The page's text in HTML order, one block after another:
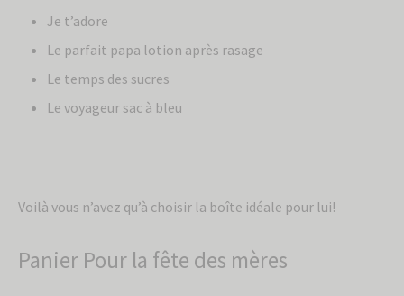
Je t’adore
Le parfait papa lotion après rasage
Le temps des sucres
Le voyageur sac à bleu
Voilà vous n’avez qu’à choisir la boîte idéale pour lui!
Panier Pour la fête des mères